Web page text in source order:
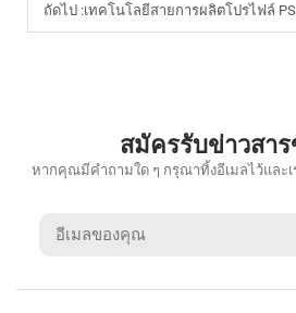
ถัดไป :เทคโนโลยีสายการผลิตโปรไฟล์ PS พั
สมัครรับข่าวสาร
หากคุณมีคำถามใด ๆ กรุณาทิ้งอีเมลไว้และ